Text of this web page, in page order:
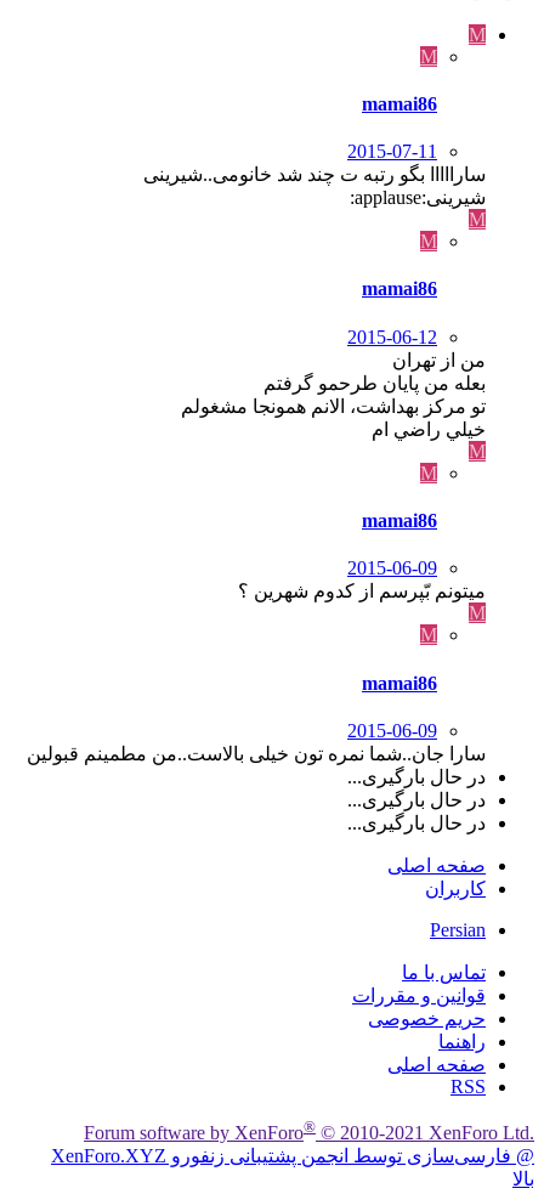
M
M
mamai86
2015-07-11
سارااااا بگو رتبه ت چند شد خانومی..شیرینی
شیرینی:applause:
M
M
mamai86
2015-06-12
من از تهران
بعله من پايان طرحمو گرفتم
تو مركز بهداشت، الانم همونجا مشغولم
خيلي راضي ام
M
M
mamai86
2015-06-09
میتونم بّپرسم از کدوم شهرین ؟
M
M
mamai86
2015-06-09
سارا جان..شما نمره تون خیلی بالاست..من مطمینم قبولین
در حال بارگیری...
در حال بارگیری...
در حال بارگیری...
صفحه اصلی
کاربران
Persian
تماس با ما
قوانین و مقررات
حریم خصوصی
راهنما
صفحه اصلی
RSS
Forum software by XenForo® © 2010-2021 XenForo Ltd.
@ فارسی‌سازی توسط انجمن پشتیبانی زنفورو XenForo.XYZ
بالا